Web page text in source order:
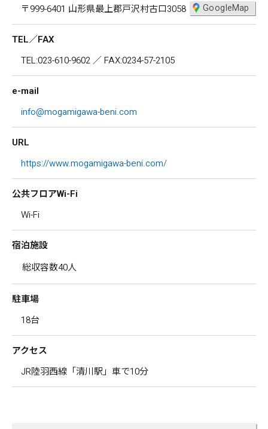
〒999-6401 山形県最上郡戸沢村古口3058 GoogleMap
TEL／FAX
TEL:023-610-9602 ／ FAX:0234-57-2105
e-mail
info@mogamigawa-beni.com
URL
https://www.mogamigawa-beni.com/
公共フロアWi-Fi
Wi-Fi
宿泊施設
総収容数40人
駐車場
18台
アクセス
JR陸羽西線「清川駅」車で10分